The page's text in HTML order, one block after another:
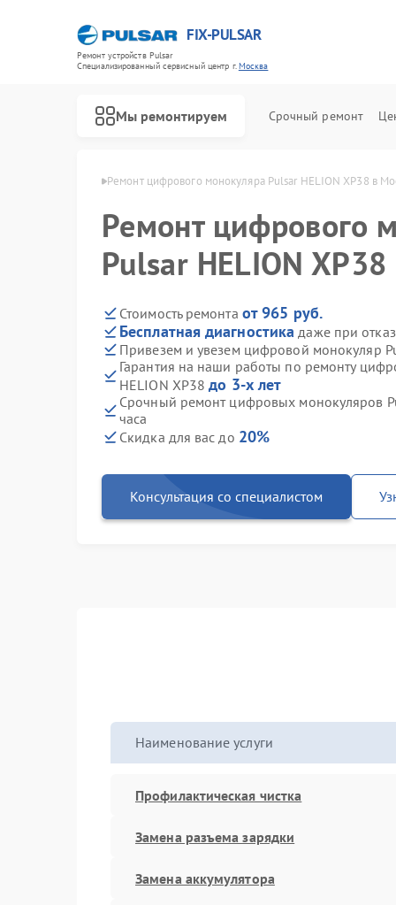
FIX-PULSAR
Ремонт устройств Pulsar
Специализированный cервисный центр г.Москва
Мы ремонтируем Срочный ремонт
Pulsar в Москве Ремонт цифрового монокуляра Pulsar HELION XP38 в
Ремонт цифрового
Pulsar HELION
Стоимость ремонта от 965 руб.
Бесплатная диагностика даже при
Привезем и увезем цифровой монокуляр
Гарантия на наши работы по ремонту
HELION XP38до 3-х лет
Срочный ремонт цифровых монокуляров
часа
Скидка для вас до 20%
Консультация со специалистом
Наименование услуги
Профилактическая чистка
Замена разъема зарядки
Замена аккумулятора